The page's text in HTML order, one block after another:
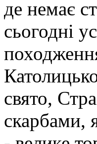
де немає
сьогодні
свято,
скарбами,